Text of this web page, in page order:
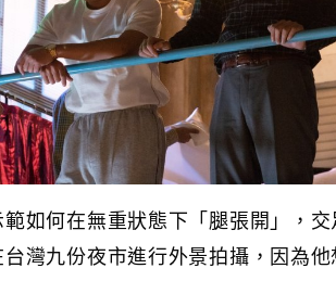
如何在無重狀態下「腿張開」，
灣九份夜市進行外景拍攝，因為